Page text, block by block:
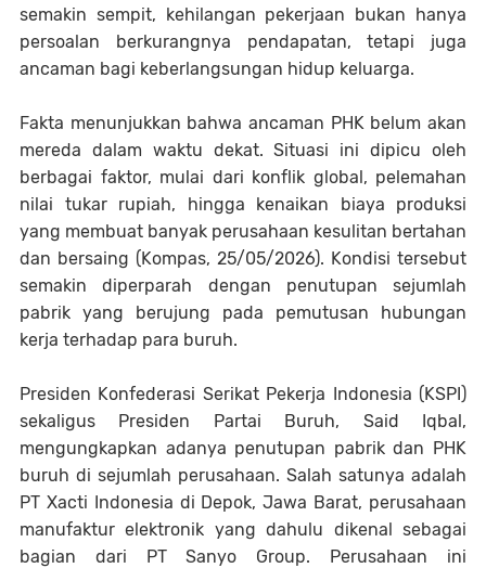
semakin sempit, kehilangan pekerjaan bukan hanya
persoalan berkurangnya pendapatan, tetapi juga
ancaman bagi keberlangsungan hidup keluarga.
Fakta menunjukkan bahwa ancaman PHK belum akan
mereda dalam waktu dekat. Situasi ini dipicu oleh
berbagai faktor, mulai dari konflik global, pelemahan
nilai tukar rupiah, hingga kenaikan biaya produksi
yang membuat banyak perusahaan kesulitan bertahan
dan bersaing (Kompas, 25/05/2026). Kondisi tersebut
semakin diperparah dengan penutupan sejumlah
pabrik yang berujung pada pemutusan hubungan
kerja terhadap para buruh.
Presiden Konfederasi Serikat Pekerja Indonesia (KSPI)
sekaligus Presiden Partai Buruh, Said Iqbal,
mengungkapkan adanya penutupan pabrik dan PHK
buruh di sejumlah perusahaan. Salah satunya adalah
PT Xacti Indonesia di Depok, Jawa Barat, perusahaan
manufaktur elektronik yang dahulu dikenal sebagai
bagian dari PT Sanyo Group. Perusahaan ini